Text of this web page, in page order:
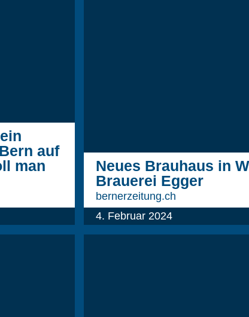
auf
man
Neues Brauhaus in
Brauerei Egger
bernerzeitung.ch
4. Februar 2024